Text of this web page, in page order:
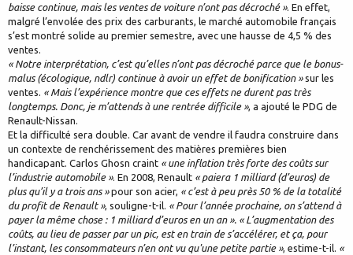
baisse continue, mais les ventes de voiture n’ont pas décroché ». En effet,
malgré l’envolée des prix des carburants, le marché automobile français
s’est montré solide au premier semestre, avec une hausse de 4,5 % des
ventes.
« Notre interprétation, c’est qu’elles n’ont pas décroché parce que le bonus-
malus (écologique, ndlr) continue à avoir un effet de bonification »sur les
ventes. « Mais l’expérience montre que ces effets ne durent pas très
longtemps. Donc, je m’attends à une rentrée difficile », a ajouté le PDG de
Renault-Nissan.
Et la difficulté sera double. Car avant de vendre il faudra construire dans
un contexte de renchérissement des matières premières bien
handicapant. Carlos Ghosn craint « une inflation très forte des coûts sur
l’industrie automobile ». En 2008, Renault « paiera 1 milliard (d’euros) de
plus qu’il y a trois ans »pour son acier, « c’est à peu près 50 % de la totalité
du profit de Renault », souligne-t-il. « Pour l’année prochaine, on s’attend à
payer la même chose : 1 milliard d’euros en un an ». « L’augmentation des
coûts, au lieu de passer par un pic, est en train de s’accélérer, et ça, pour
l’instant, les consommateurs n’en ont vu qu'une petite partie », estime-t-il. «